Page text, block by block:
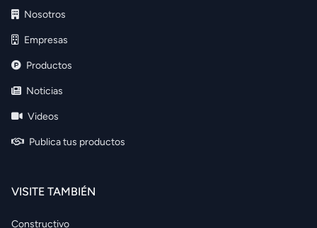
Nosotros
Empresas
Productos
Noticias
Videos
Publica tus productos
VISITE TAMBIÉN
Constructivo